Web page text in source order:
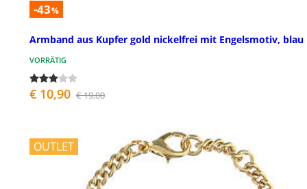
-43%
Armband aus Kupfer gold nickelfrei mit Engelsmotiv, blau
VORRÄTIG
€ 10,90 € 19,00
OUTLET